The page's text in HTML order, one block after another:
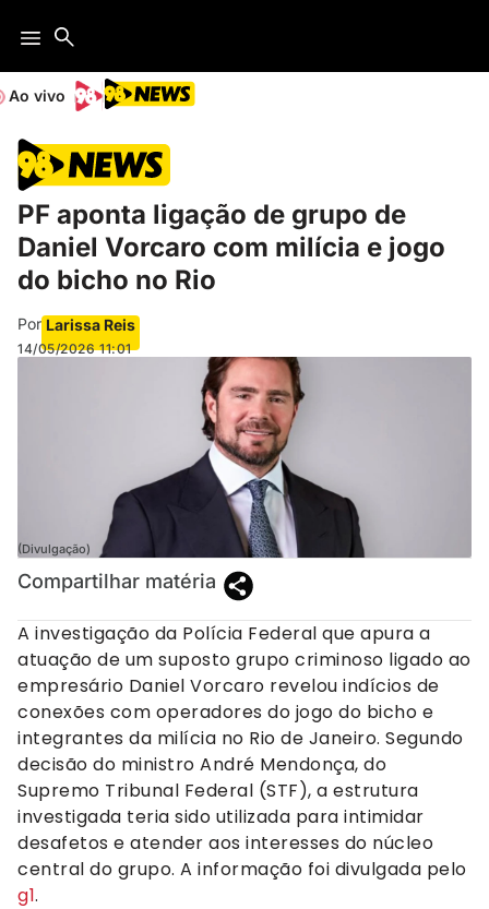
Ao vivo
PF aponta ligação de grupo de
Daniel Vorcaro com milícia e jogo
do bicho no Rio
Por Larissa Reis
14/05/2026 11:01
(Divulgação)
Compartilhar matéria
A investigação da Polícia Federal que apura a
atuação de um suposto grupo criminoso ligado ao
empresário Daniel Vorcaro revelou indícios de
conexões com operadores do jogo do bicho e
integrantes da milícia no Rio de Janeiro. Segundo
decisão do ministro André Mendonça, do
Supremo Tribunal Federal (STF), a estrutura
investigada teria sido utilizada para intimidar
desafetos e atender aos interesses do núcleo
central do grupo. A informação foi divulgada pelo
g1.